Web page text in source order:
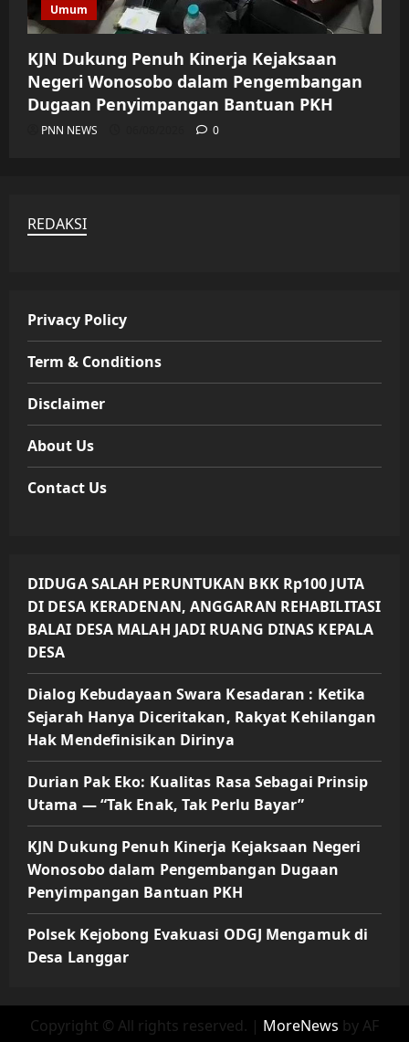
Umum
KJN Dukung Penuh Kinerja Kejaksaan
Negeri Wonosobo dalam Pengembangan
Dugaan Penyimpangan Bantuan PKH
PNN NEWS 0
REDAKSI
Privacy Policy
Term & Conditions
Disclaimer
About Us
Contact Us
DIDUGA SALAH PERUNTUKAN BKK Rp100 JUTA
DI DESA KERADENAN, ANGGARAN REHABILITASI
BALAI DESA MALAH JADI RUANG DINAS KEPALA
DESA
Dialog Kebudayaan Swara Kesadaran : Ketika
Sejarah Hanya Diceritakan, Rakyat Kehilangan
Hak Mendefinisikan Dirinya
Durian Pak Eko: Kualitas Rasa Sebagai Prinsip
Utama — “Tak Enak, Tak Perlu Bayar”
KJN Dukung Penuh Kinerja Kejaksaan Negeri
Wonosobo dalam Pengembangan Dugaan
Penyimpangan Bantuan PKH
Polsek Kejobong Evakuasi ODGJ Mengamuk di
Desa Langgar
Copyright © All rights reserved. | MoreNews by AF